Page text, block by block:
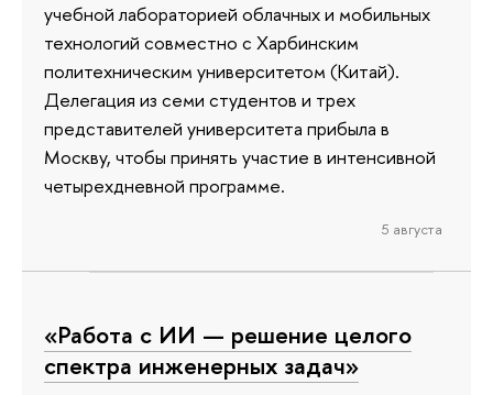
учебной лабораторией облачных и мобильных
технологий совместно с Харбинским
политехническим университетом (Китай).
Делегация из семи студентов и трех
представителей университета прибыла в
Москву, чтобы принять участие в интенсивной
четырехдневной программе.
5 августа
«Работа с ИИ — решение целого
спектра инженерных задач»